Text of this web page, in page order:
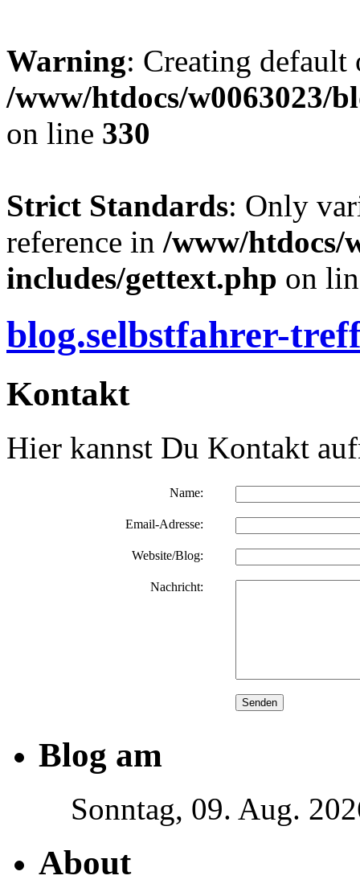
Warning: Creating
/www/htdocs/w0063023/
on line 330
Strict Standards: Only
reference in /www/htdocs/
includes/gettext.php on
blog.selbstfahrer-
Kontakt
Hier kannst Du Kontakt
Name:
Email-Adresse:
Website/Blog:
Nachricht:
Blog am
Sonntag, 09. Aug.
About